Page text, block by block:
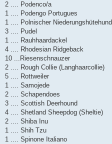
2 .... Podenco/a
1 .... Podengo Portugues
1 .... Polnischer Niederungshütehund
3 .... Pudel
1 .... Rauhhaardackel
4 .... Rhodesian Ridgeback
10 ...Riesenschnauzer
2 .... Rough Collie (Langhaarcollie)
5 .... Rottweiler
1 .... Samojede
2 .... Schapendoes
3 .... Scottish Deerhound
4 .... Shetland Sheepdog (Sheltie)
2 .... Shiba Inu
1 .... Shih Tzu
1 .... Spinone Italiano